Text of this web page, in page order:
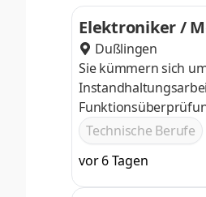
Elektroniker /
eichDußlingen
Sie kümmern sich
Verschleißteilen
für Servicebelange
Technische Berufe
vor 6 Tagen